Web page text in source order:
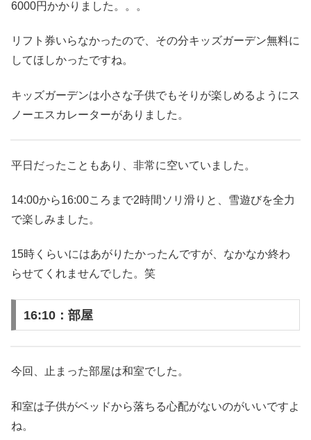
6000円かかりました。。。
リフト券いらなかったので、その分キッズガーデン無料に
してほしかったですね。
キッズガーデンは小さな子供でもそりが楽しめるようにス
ノーエスカレーターがありました。
平日だったこともあり、非常に空いていました。
14:00から16:00ころまで2時間ソリ滑りと、雪遊びを全力
で楽しみました。
15時くらいにはあがりたかったんですが、なかなか終わ
らせてくれませんでした。笑
16:10：部屋
今回、止まった部屋は和室でした。
和室は子供がベッドから落ちる心配がないのがいいですよ
ね。